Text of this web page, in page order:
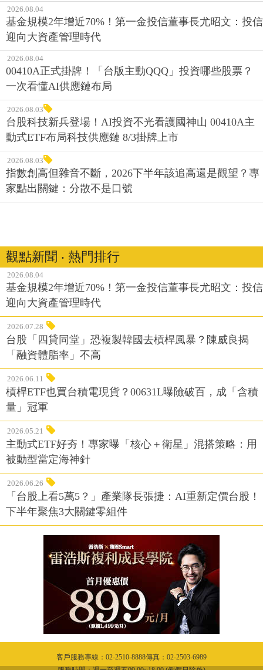
2026.08.04
基金規模2年增近70%！第一金投信董事長尤昭文：投信
迎向大資產管理時代
2026.08.04
00410A正式掛牌！「台版主動QQQ」投資哪些股票？
一次看懂AI供應鏈布局
2026.08.03
台股科技新兵登場！AI投資不光看護國神山 00410A主
動式ETF布局科技供應鏈 8/3掛牌上市
2026.08.03
指數創高但雜音不斷，2026下半年該追高還是觀望？專
家點出關鍵：分散不是口號
觀點新聞 ‧ 熱門排行
2026.08.04
基金規模2年增近70%！第一金投信董事長尤昭文：投信
迎向大資產管理時代
2026.07.28
台股「四貸同堂」恐複製韓國去槓桿風暴？陳威良揭
「融資體脂率」不高
2026.06.11
槓桿ETF也買台積電現貨？00631L曝險破百，成「含積
量」冠軍
2026.05.21
主動式ETF好夯！專家曝「核心＋衛星」混搭策略：用
被動型當定海神針
2026.06.26
「台股上看5萬5？」產業隊長張捷：AI重新定價台股！
下半年聚焦3大關鍵零組件
客戶服務專線：02-2510-8888傳真：02-2503-6989